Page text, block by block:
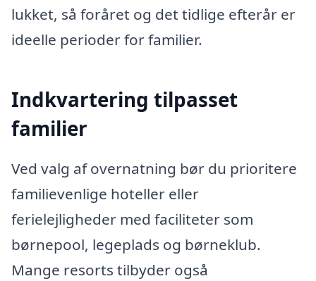
lukket, så foråret og det tidlige efterår er
ideelle perioder for familier.
Indkvartering tilpasset
familier
Ved valg af overnatning bør du prioritere
familievenlige hoteller eller
ferielejligheder med faciliteter som
børnepool, legeplads og børneklub.
Mange resorts tilbyder også